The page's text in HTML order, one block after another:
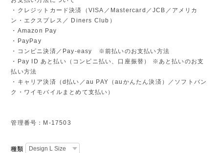
・クレジットカード決済（VISA／Mastercard／JCB／アメリカ
ン・エクスプレス／ Diners Club）
・Amazon Pay
・PayPay
・コンビニ決済／Pay-easy ※前払いのお支払い方法
・Pay ID あと払い（コンビニ払い、口座振替） ※あと払いのお支
払い方法
・キャリア決済（d払い／au PAY（auかんたん決済）／ソフトバン
ク・ワイモバイルまとめて支払い）
管理番号：M-17503
種類